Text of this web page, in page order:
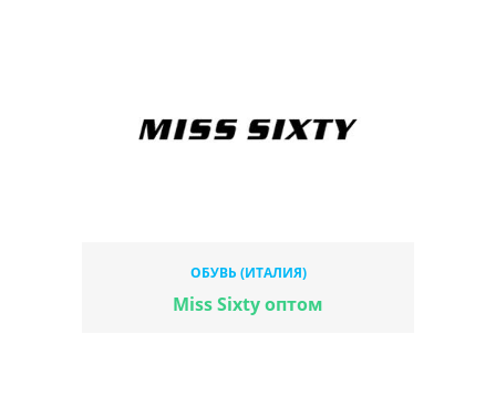
ОБУВЬ (ИТАЛИЯ)
Miss Sixty оптом